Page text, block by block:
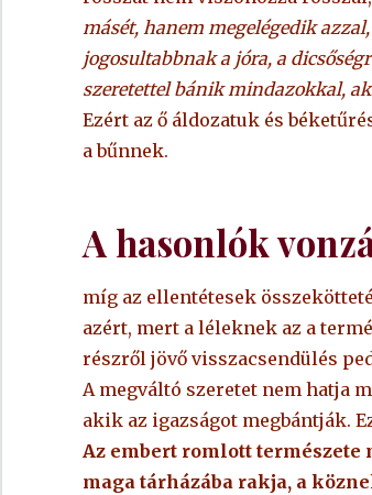
másét, hanem megelégedik
jogosultabbnak a jóra, a
szeretettel bánik mindazokkal,
Ezért az ő áldozatuk és
a bűnnek.
A hasonlók
míg az ellentétesek
azért, mert a léleknek az a
részről jövő visszacsendülés
A megváltó szeretet nem hatja
akik az igazságot megbántják.
Az embert romlott természete
maga tárházába rakja, a